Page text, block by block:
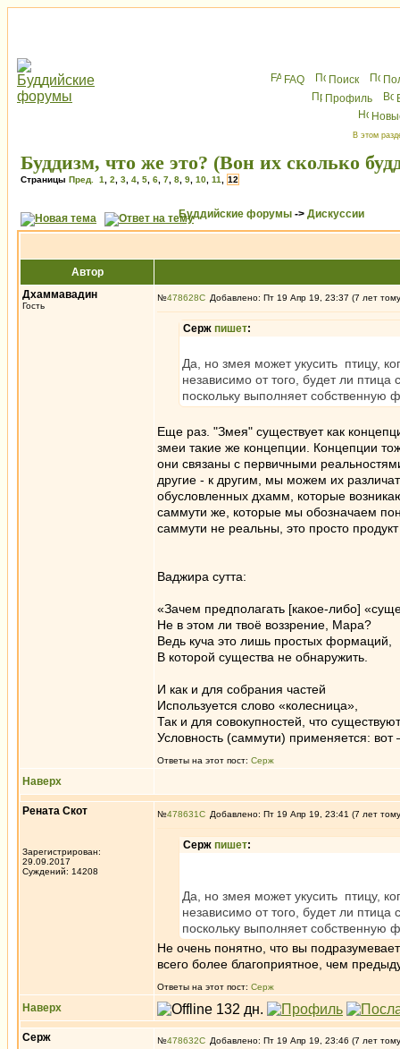
FAQ Поиск
Профиль
В этом
Буддизм, что же это? (Вон их сколько
Страницы Пред. 1 2 3 4 5 6 7 8 9 10 11 12
Буддийские форумы -> Дискуссии
Автор
Дхаммавадин
Гость
№478628 Добавлено: Пт 19 Апр 19, 23:37 (7 лет
Серж пишет:
Да, но змея может укусить птицу,
независимо от того, будет ли
поскольку выполняет
Еще раз. "Змея" существует как
змеи такие же концепции. Концепции
они связаны с первичными
другие - к другим, мы можем их
обусловленных дхамм, которые
саммути же, которые мы обозначаем
саммути не реальны, это просто
Ваджира сутта:
«Зачем предполагать [какое-либо]
Не в этом ли твоё воззрение, Мара?
Ведь куча это лишь простых формаций,
В которой существа не обнаружить.
И как и для собрания частей
Используется слово «колесница»,
Так и для совокупностей, что
Условность (саммути) применяется: вот
Ответы на этот пост: Серж
Наверх
Рената Скот
Зарегистрирован:
29.09.2017
Суждений: 14208
№478631 Добавлено: Пт 19 Апр 19, 23:41 (7 лет
Серж пишет:
Да, но змея может укусить птицу,
независимо от того, будет ли
поскольку выполняет
Не очень понятно, что вы
всего более благоприятное, чем
Ответы на этот пост: Серж
Наверх
Серж №478632 Добавлено: Пт 19 Апр 19, 23:46 (7 лет